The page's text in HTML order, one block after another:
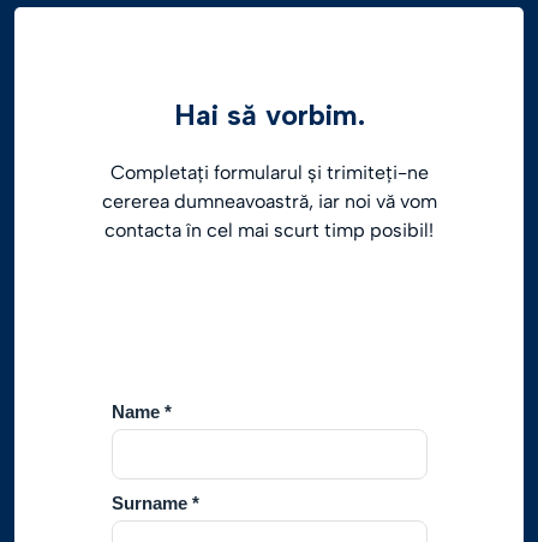
Hai să vorbim.
Completați formularul și trimiteți-ne
cererea dumneavoastră, iar noi vă vom
contacta în cel mai scurt timp posibil!